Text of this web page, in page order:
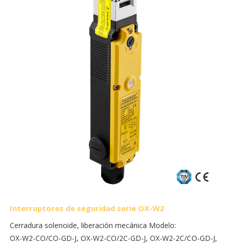
Interruptores de seguridad serie OX-W2
Cerradura solenoide, liberación mecánica Modelo:
OX-W2-CO/CO-GD-J, OX-W2-CO/2C-GD-J, OX-W2-2C/CO-GD-J,